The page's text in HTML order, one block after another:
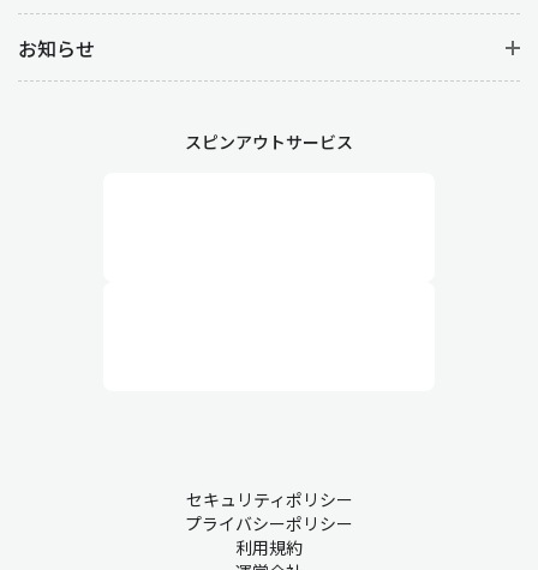
お知らせ
スピンアウトサービス
セキュリティポリシー
プライバシーポリシー
利用規約